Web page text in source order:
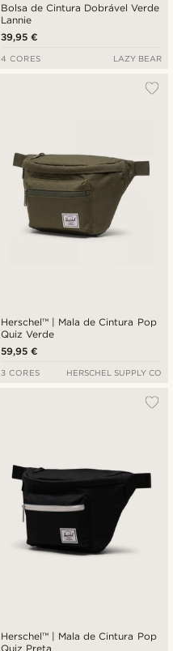
Bolsa de Cintura Dobrável Verde
Lannie
39,95 €
4 CORES LAZY BEAR
Herschel™ | Mala de Cintura Pop
Quiz Verde
59,95 €
3 CORES HERSCHEL SUPPLY CO
Herschel™ | Mala de Cintura Pop
Quiz Preta